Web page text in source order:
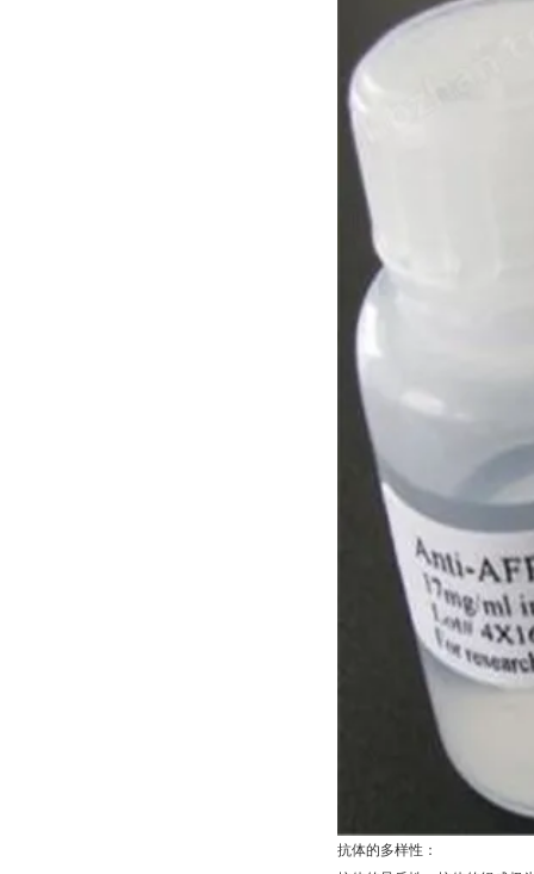
抗体的多样性：